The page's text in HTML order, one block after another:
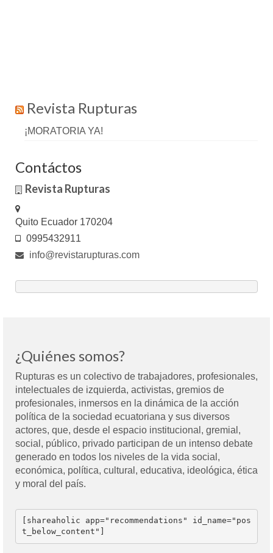
Revista Rupturas
¡MORATORIA YA!
Contáctos
Revista Rupturas
Quito Ecuador 170204
0995432911
info@revistarupturas.com
¿Quiénes somos?
Rupturas es un colectivo de trabajadores, profesionales,
intelectuales de izquierda, activistas, gremios de
profesionales, inmersos en la dinámica de la acción
política de la sociedad ecuatoriana y sus diversos
actores, que, desde el espacio institucional, gremial,
social, público, privado participan de un intenso debate
generado en todos los niveles de la vida social,
económica, política, cultural, educativa, ideológica, ética
y moral del país.
[shareaholic app="recommendations" id_name="pos
t_below_content"]